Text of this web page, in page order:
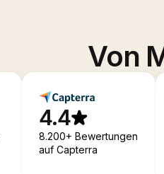
Von
4.4
8.200+ Bewertungen
auf Capterra